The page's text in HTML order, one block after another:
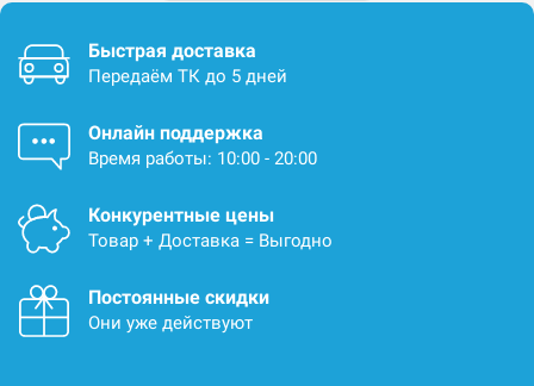
Быстрая доставка
Передаём ТК до 5 дней
Онлайн поддержка
Время работы: 10:00 - 20:00
Конкурентные цены
Товар + Доставка = Выгодно
Постоянные скидки
Они уже действуют